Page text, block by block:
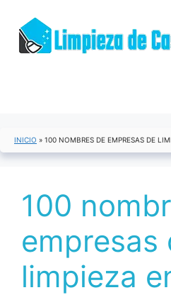
contenido
INICIO » 100 NOMBRES DE EMPRESAS DE
100
empresas
limpieza